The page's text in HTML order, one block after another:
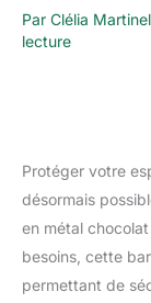
Par Clélia Martinel
lecture
Protéger votre
désormais
en métal chocolat
besoins, cette
permettant de